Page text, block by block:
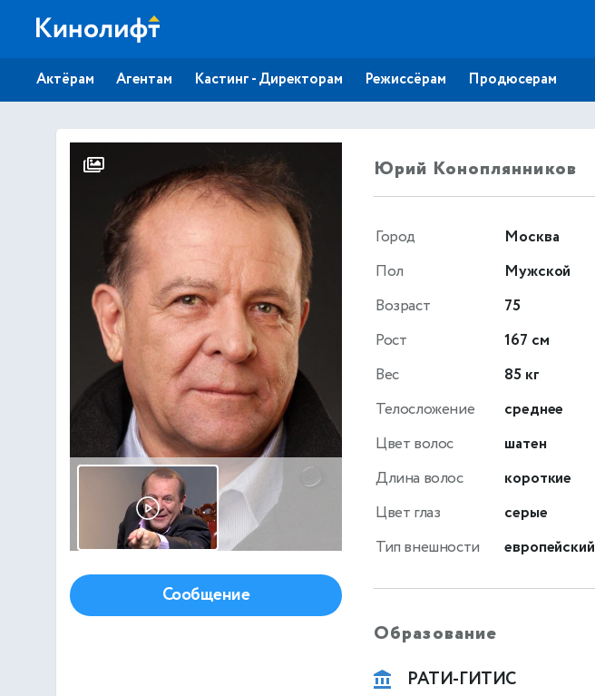
Актёрам Агентам Кастинг - Директорам Режиссёрам Продюсерам
Сообщение
Юрий Коноплянников
Город
Москва
Пол
Мужской
Возраст
75
Рост
167 см
Вес
85 кг
Телосложение
среднее
Цвет волос
шатен
Длина волос
короткие
Цвет глаз
серые
Тип внешности
европейский
Образование
РАТИ-ГИТИС